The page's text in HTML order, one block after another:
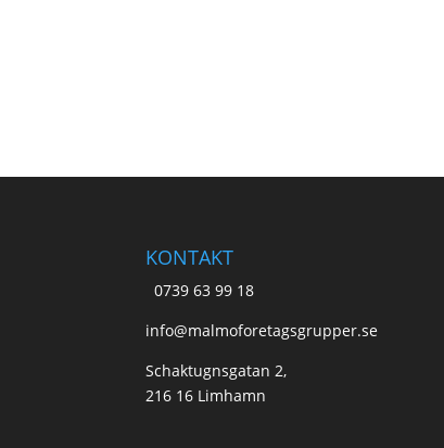
KONTAKT
0739 63 99 18
info@malmoforetagsgrupper.se
Schaktugnsgatan 2,
216 16 Limhamn